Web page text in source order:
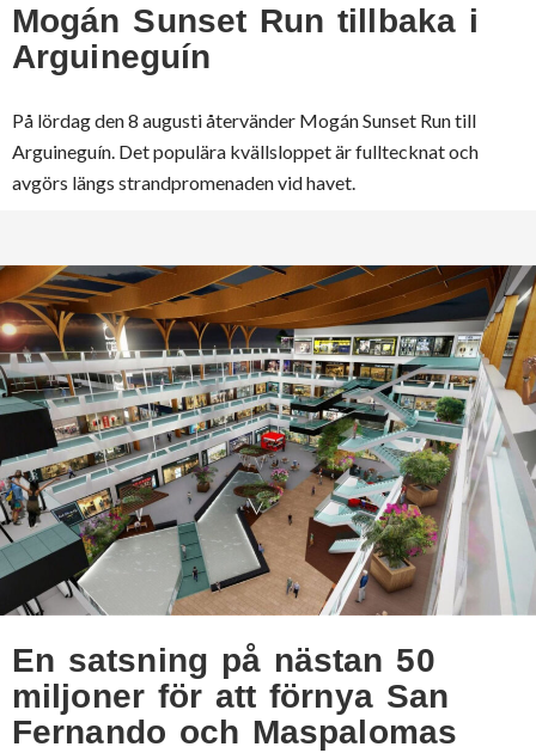
Mogán Sunset Run tillbaka i
Arguineguín
På lördag den 8 augusti återvänder Mogán Sunset Run till
Arguineguín. Det populära kvällsloppet är fulltecknat och
avgörs längs strandpromenaden vid havet.
En satsning på nästan 50
miljoner för att förnya San
Fernando och Maspalomas